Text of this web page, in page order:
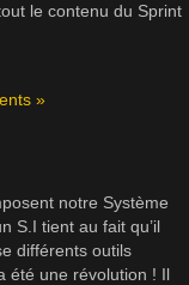
le contenu du Sprint
»
notre Système
S.I tient au fait qu’il
différents outils
été une révolution ! Il